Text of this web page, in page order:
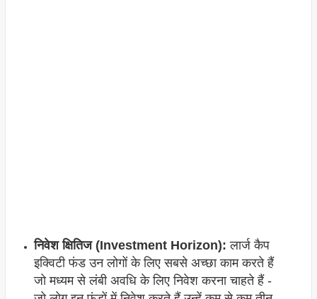
निवेश क्षितिज (Investment Horizon):लार्ज कैप
इक्विटी फंड उन लोगों के लिए सबसे अच्छा काम करते हैं
जो मध्यम से लंबी अवधि के लिए निवेश करना चाहते हैं -